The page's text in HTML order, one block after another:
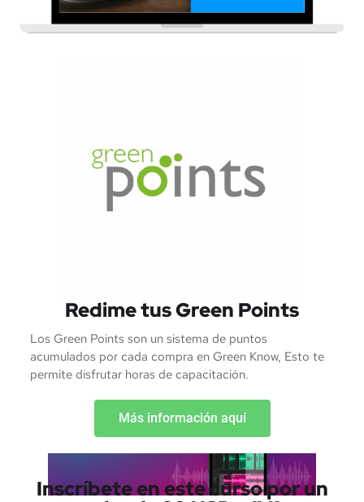
Redime tus Green Points
Los Green Points son un sistema de puntos
acumulados por cada compra en Green Know, Esto te
permite disfrutar horas de capacitación.
Más información aquí
Inscríbete en este curso por un